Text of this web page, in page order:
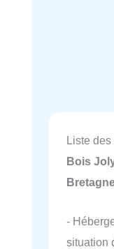
Liste
Bois
-
situation